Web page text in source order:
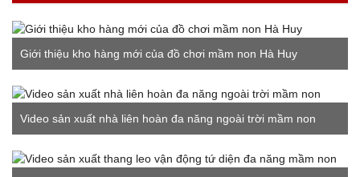
Giới thiệu kho hàng mới của đồ chơi mầm non Hà Huy
Video sản xuất nhà liên hoàn đa năng ngoài trời mầm non